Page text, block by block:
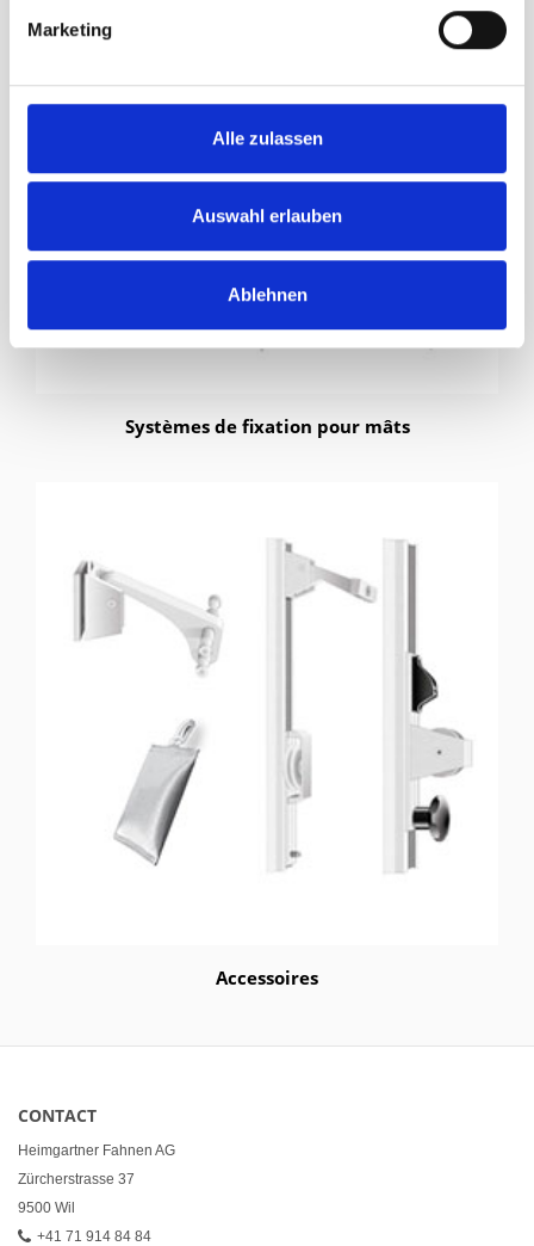
Marketing
Alle zulassen
Auswahl erlauben
Ablehnen
Systèmes de fixation pour mâts
Accessoires
CONTACT
Heimgartner Fahnen AG
Zürcherstrasse 37
9500 Wil
+41 71 914 84 84